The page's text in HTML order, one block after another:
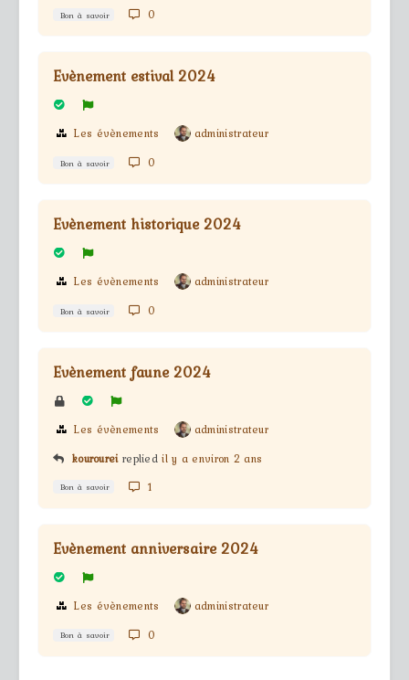
Bon à savoir 0
Evènement estival 2024
Les évènements administrateur
Bon à savoir 0
Evènement historique 2024
Les évènements administrateur
Bon à savoir 0
Evènement faune 2024
Les évènements
administrateur
kourourei repliedil y a environ 2 ans
Bon à savoir 1
Evènement anniversaire 2024
Les évènements administrateur
Bon à savoir 0